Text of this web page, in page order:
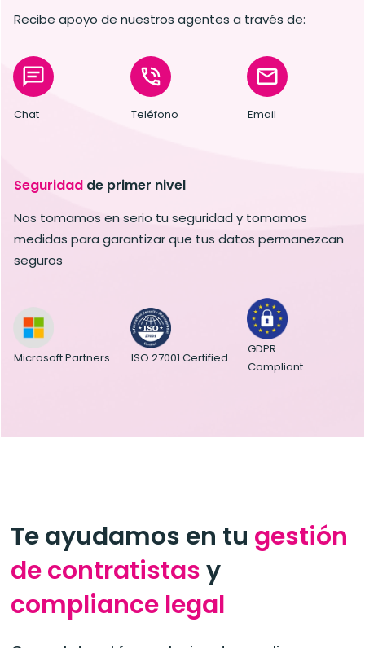
Recibe apoyo de nuestros agentes a través de:
Chat Teléfono Email
Seguridad de primer nivel
Nos tomamos en serio tu seguridad y tomamos
medidas para garantizar que tus datos permanezcan
seguros
Microsoft Partners ISO 27001 Certified
GDPR
Compliant
Te ayudamos en tu gestión
de contratistasy
compliance legal